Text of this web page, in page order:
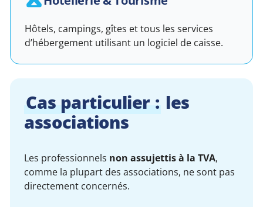
Hôtels, campings, gîtes et tous les services
d’hébergement utilisant un logiciel de caisse.
Cas particulier : les
associations
Les professionnels non assujettis à la TVA,
comme la plupart des associations, ne sont pas
directement concernés.